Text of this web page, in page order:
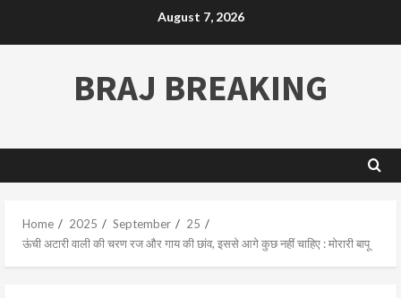
August 7, 2026
BRAJ BREAKING
Home 2025 September
25
ऊंची अटारी वाली की चरण रज और गाय की छांव, इससे आगे कुछ नहीं चाहिए : मोरारी बापू